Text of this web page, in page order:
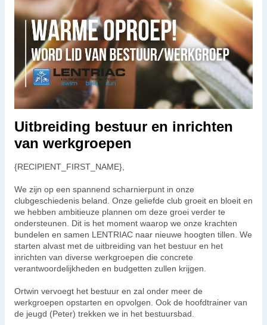
Uitbreiding bestuur en inrichten
van werkgroepen
{RECIPIENT_FIRST_NAME},
We zijn op een spannend scharnierpunt in onze
clubgeschiedenis beland. Onze geliefde club groeit en bloeit en
we hebben ambitieuze plannen om deze groei verder te
ondersteunen. Dit is het moment waarop we onze krachten
bundelen en samen LENTRIAC naar nieuwe hoogten tillen. We
starten alvast met de uitbreiding van het bestuur en het
inrichten van diverse werkgroepen die concrete
verantwoordelijkheden en budgetten zullen krijgen.
Ortwin vervoegt het bestuur en zal onder meer de
werkgroepen opstarten en opvolgen. Ook de hoofdtrainer van
de jeugd (Peter) trekken we in het bestuursbad.